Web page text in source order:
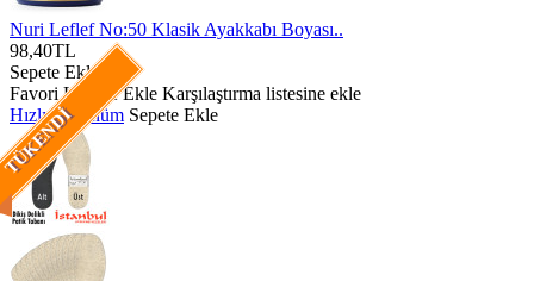
Nuri Leflef No:50 Klasik Ayakkabı Boyası..
98,40TL
Sepete Ekle
Favori Listene Ekle Karşılaştırma listesine ekle
TÜKENDI
Hızlı Görünüm Sepete Ekle